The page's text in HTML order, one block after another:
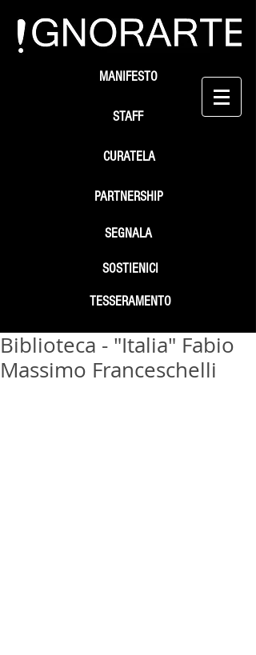
STAFF
SEGNALA
SOSTIENICI
MANIFESTO
PARTNERSHIP
TESSERAMENTO
CURATELA
Biblioteca - "Italia" Fabio
Massimo Franceschelli